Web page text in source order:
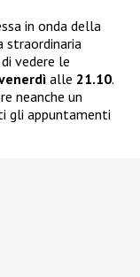
in onda della
straordinaria
vedere le
alle 21.10.
neanche un
gli appuntamenti